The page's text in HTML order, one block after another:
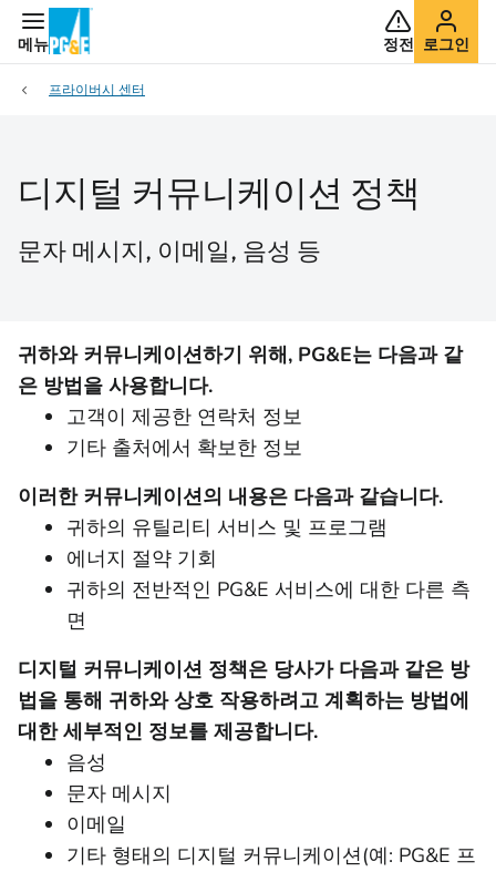
메뉴 정전 로그인
프라이버시 센터
디지털 커뮤니케이션 정책
문자 메시지, 이메일, 음성 등
귀하와 커뮤니케이션하기 위해, PG&E는 다음과 같
은 방법을 사용합니다.
고객이 제공한 연락처 정보
기타 출처에서 확보한 정보
이러한 커뮤니케이션의 내용은 다음과 같습니다.
귀하의 유틸리티 서비스 및 프로그램
에너지 절약 기회
귀하의 전반적인 PG&E 서비스에 대한 다른 측
면
디지털 커뮤니케이션 정책은 당사가 다음과 같은 방
법을 통해 귀하와 상호 작용하려고 계획하는 방법에
대한 세부적인 정보를 제공합니다.
음성
문자 메시지
이메일
기타 형태의 디지털 커뮤니케이션(예: PG&E 프